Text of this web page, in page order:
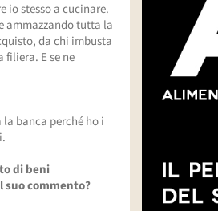
io stesso a cucinare.
ammazzando tutta la
da chi imbusta
E se ne
banca perché ho i
di beni
commento?